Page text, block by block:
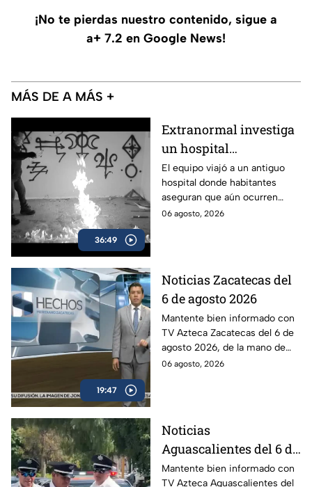
¡No te pierdas nuestro contenido, sigue a
a+ 7.2 en Google News!
MÁS DE A MÁS +
36:49
Extranormal investiga
un hospital
abandonado en
Aguascalientes,
México, marcado por el
misterio
El equipo viajó a un antiguo
hospital donde habitantes
aseguran que aún ocurren
fenómenos difíciles de
06 agosto, 2026
19:47
Noticias Zacatecas del
6 de agosto 2026
Mantente bien informado con
TV Azteca Zacatecas del 6 de
agosto 2026, de la mano de
Víctor Santiago.
06 agosto, 2026
Noticias
Aguascalientes del 6 de
agosto 2026
Mantente bien informado con
TV Azteca Aguascalientes del